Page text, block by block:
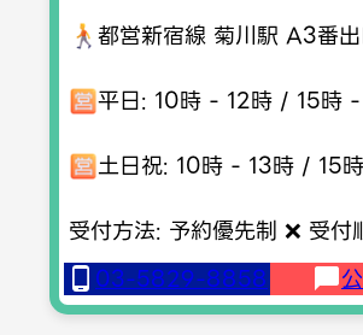
都営新宿線 菊川駅 A3番
平日: 10時 - 12時 / 15時
土日祝: 10時 - 13時 / 15
受付方法: 予約優先制 ❌ 受付
03-5829-8858